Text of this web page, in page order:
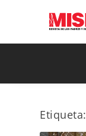
Etiqueta: